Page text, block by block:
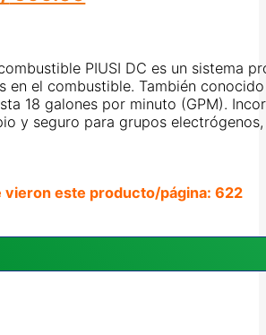
899.00.
es:
S/ 699.00.
PIUSI DC es un sistema
en el combustible. También
18 galones por minuto (GPM).
y seguro para grupos
vieron este producto/página: 622